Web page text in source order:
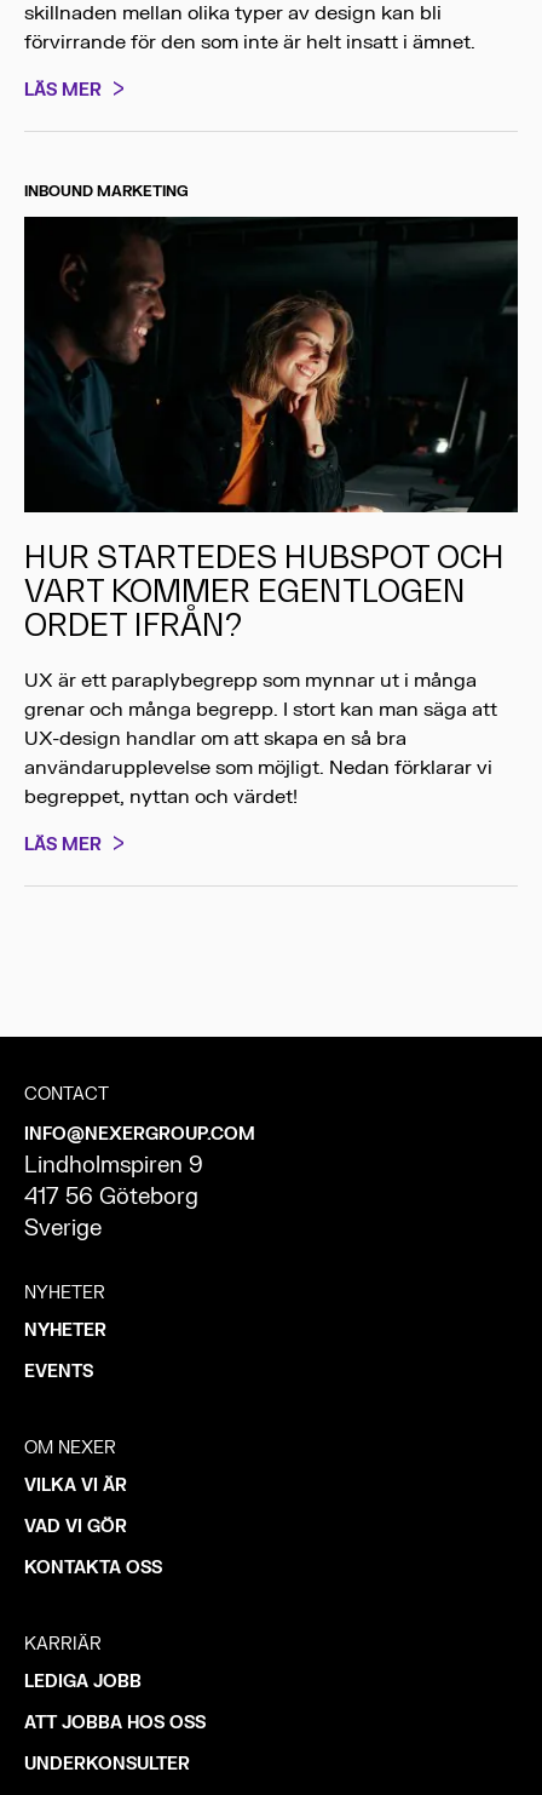
skillnaden mellan olika typer av design kan bli
förvirrande för den som inte är helt insatt i ämnet.
LÄS MER
INBOUND MARKETING
HUR STARTEDES HUBSPOT OCH
VART KOMMER EGENTLOGEN
ORDET IFRÅN?
UX är ett paraplybegrepp som mynnar ut i många
grenar och många begrepp. I stort kan man säga att
UX-design handlar om att skapa en så bra
användarupplevelse som möjligt. Nedan förklarar vi
begreppet, nyttan och värdet!
LÄS MER
CONTACT
INFO@NEXERGROUP.COM
Lindholmspiren 9
417 56 Göteborg
Sverige
NYHETER
NYHETER
EVENTS
OM NEXER
VILKA VI ÄR
VAD VI GÖR
KONTAKTA OSS
KARRIÄR
LEDIGA JOBB
ATT JOBBA HOS OSS
UNDERKONSULTER